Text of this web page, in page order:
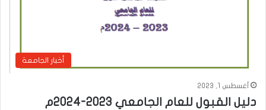
أخبار الجامعة
أغسطس 1, 2023
دليل القبول للعام الجامعي 2023-2024م